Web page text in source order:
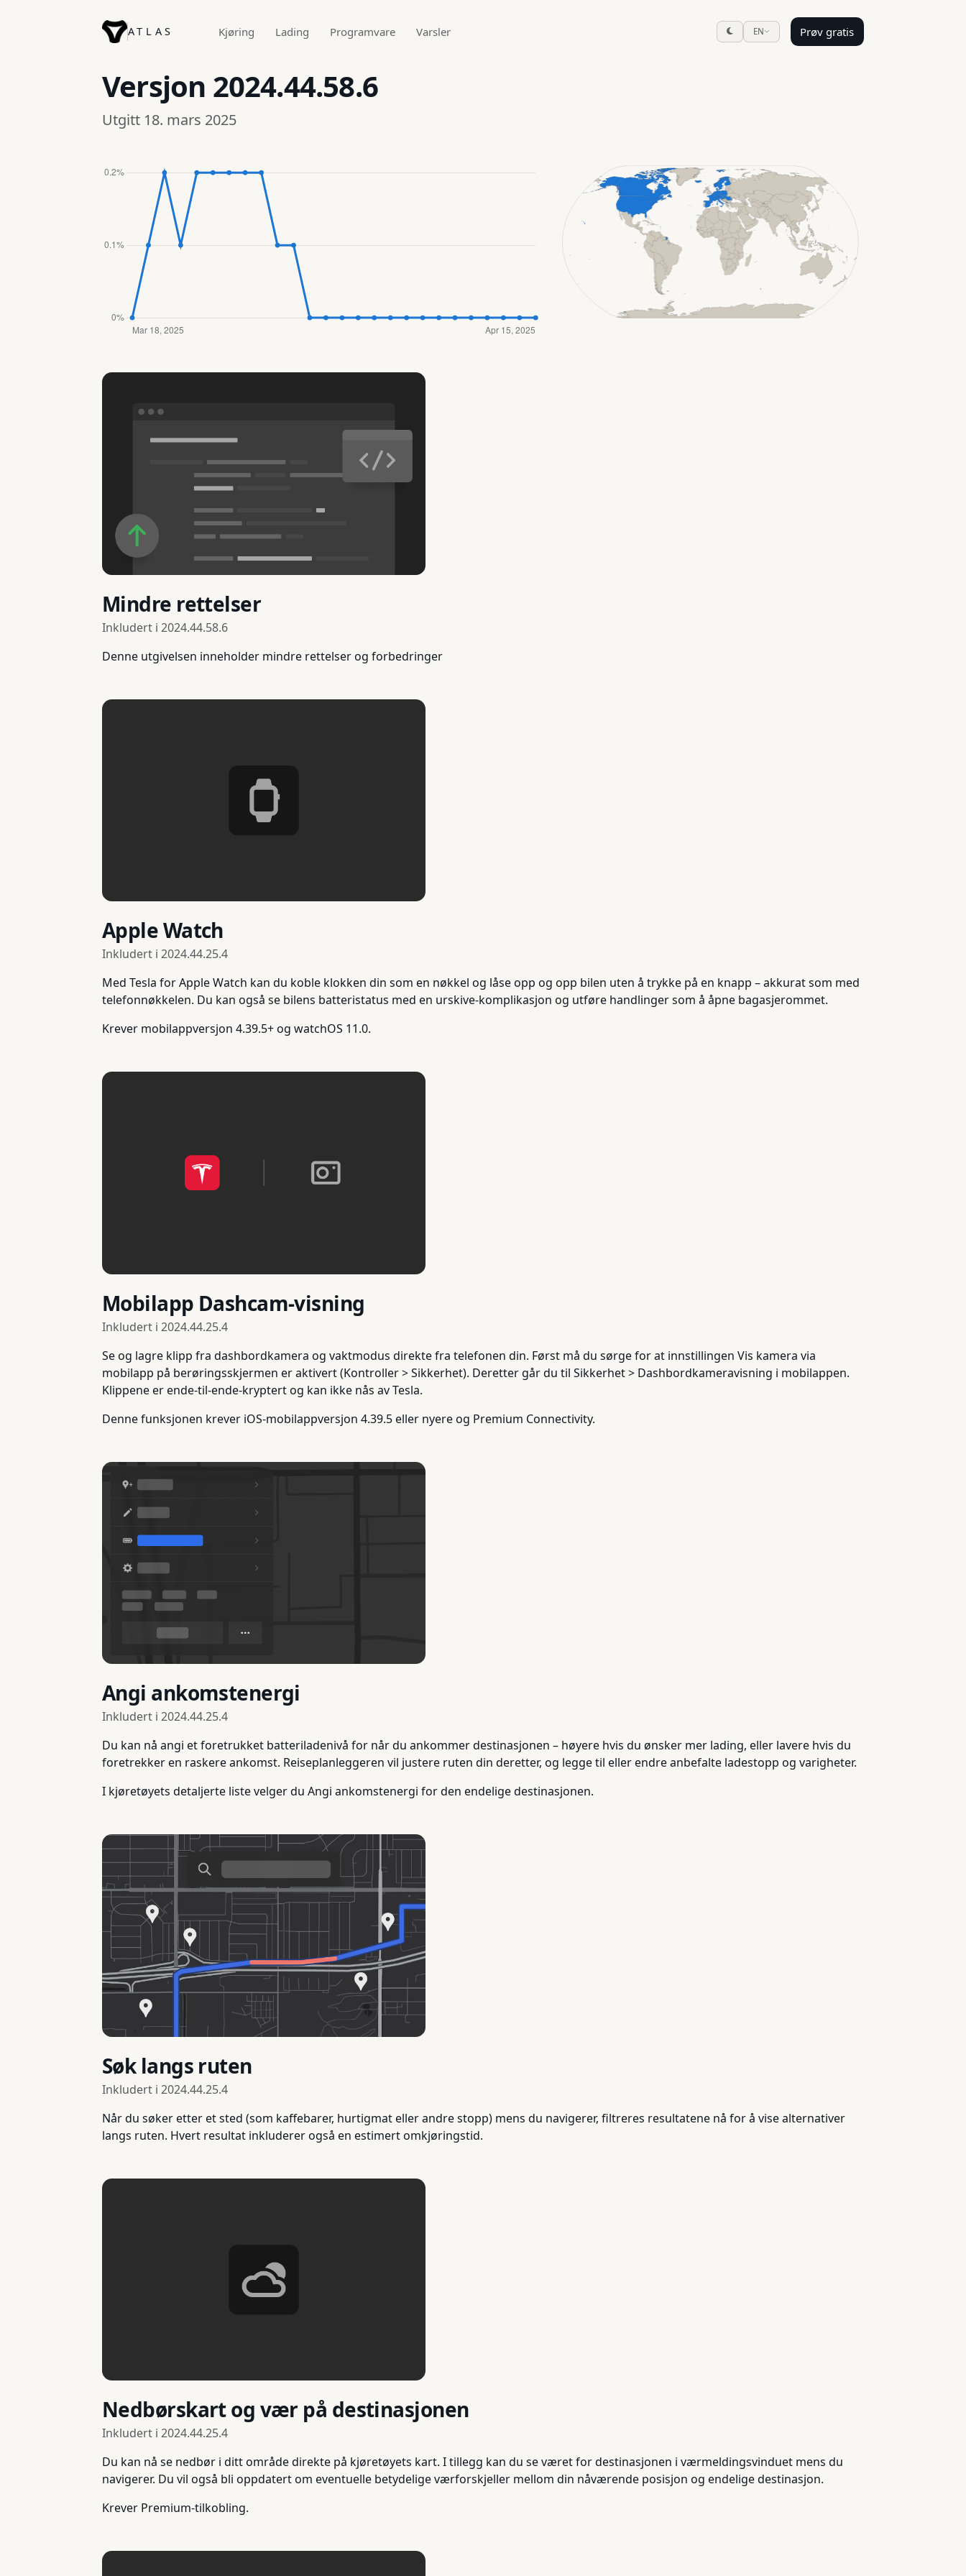
ATLAS Kjøring Lading Programvare Varsler EN Prøv gratis
Versjon 2024.44.58.6
Utgitt 18. mars 2025
Mindre rettelser
Inkludert i 2024.44.58.6
Denne utgivelsen inneholder mindre rettelser og forbedringer
Apple Watch
Inkludert i 2024.44.25.4
Med Tesla for Apple Watch kan du koble klokken din som en nøkkel og låse opp og opp bilen uten å trykke på en knapp – akkurat som med
telefonnøkkelen. Du kan også se bilens batteristatus med en urskive-komplikasjon og utføre handlinger som å åpne bagasjerommet.
Krever mobilappversjon 4.39.5+ og watchOS 11.0.
Mobilapp Dashcam-visning
Inkludert i 2024.44.25.4
Se og lagre klipp fra dashbordkamera og vaktmodus direkte fra telefonen din. Først må du sørge for at innstillingen Vis kamera via
mobilapp på berøringsskjermen er aktivert (Kontroller > Sikkerhet). Deretter går du til Sikkerhet > Dashbordkameravisning i mobilappen.
Klippene er ende-til-ende-kryptert og kan ikke nås av Tesla.
Denne funksjonen krever iOS-mobilappversjon 4.39.5 eller nyere og Premium Connectivity.
Angi ankomstenergi
Inkludert i 2024.44.25.4
Du kan nå angi et foretrukket batteriladenivå for når du ankommer destinasjonen – høyere hvis du ønsker mer lading, eller lavere hvis du
foretrekker en raskere ankomst. Reiseplanleggeren vil justere ruten din deretter, og legge til eller endre anbefalte ladestopp og varigheter.
I kjøretøyets detaljerte liste velger du Angi ankomstenergi for den endelige destinasjonen.
Søk langs ruten
Inkludert i 2024.44.25.4
Når du søker etter et sted (som kaffebarer, hurtigmat eller andre stopp) mens du navigerer, filtreres resultatene nå for å vise alternativer
langs ruten. Hvert resultat inkluderer også en estimert omkjøringstid.
Nedbørskart og vær på destinasjonen
Inkludert i 2024.44.25.4
Du kan nå se nedbør i ditt område direkte på kjøretøyets kart. I tillegg kan du se været for destinasjonen i værmeldingsvinduet mens du
navigerer. Du vil også bli oppdatert om eventuelle betydelige værforskjeller mellom din nåværende posisjon og endelige destinasjon.
Krever Premium-tilkobling.